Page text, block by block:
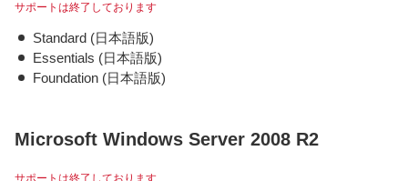
サポートは終了しております
Standard (日本語版)
Essentials (日本語版)
Foundation (日本語版)
Microsoft Windows Server 2008 R2
サポートは終了しております